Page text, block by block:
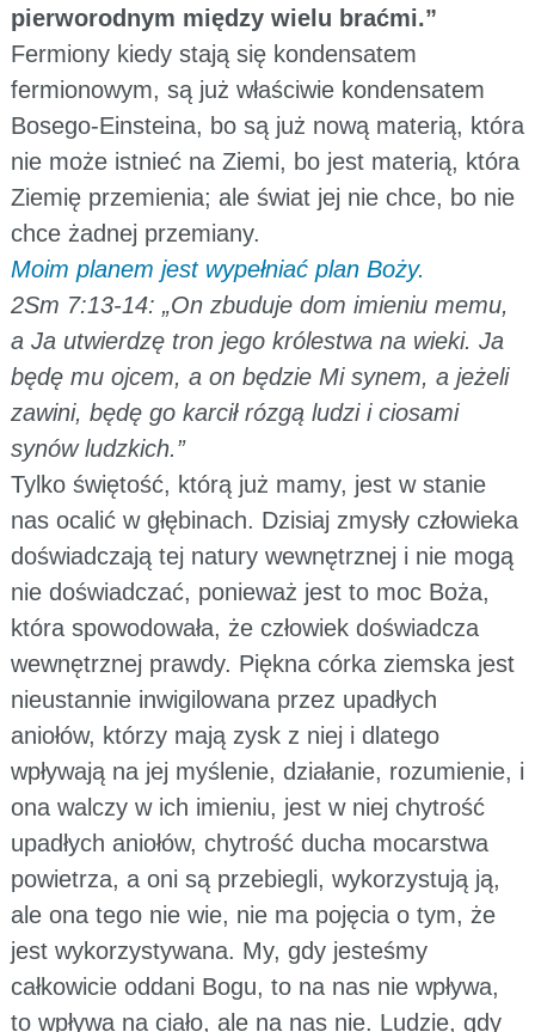
pierworodnym między wielu braćmi.”
Fermiony kiedy stają się kondensatem
fermionowym, są już właściwie kondensatem
Bosego-Einsteina, bo są już nową materią, która
nie może istnieć na Ziemi, bo jest materią, która
Ziemię przemienia; ale świat jej nie chce, bo nie
chce żadnej przemiany.
Moim planem jest wypełniać plan Boży.
2Sm 7:13-14: „On zbuduje dom imieniu memu,
a Ja utwierdzę tron jego królestwa na wieki. Ja
będę mu ojcem, a on będzie Mi synem, a jeżeli
zawini, będę go karcił rózgą ludzi i ciosami
synów ludzkich.”
Tylko świętość, którą już mamy, jest w stanie
nas ocalić w głębinach. Dzisiaj zmysły człowieka
doświadczają tej natury wewnętrznej i nie mogą
nie doświadczać, ponieważ jest to moc Boża,
która spowodowała, że człowiek doświadcza
wewnętrznej prawdy. Piękna córka ziemska jest
nieustannie inwigilowana przez upadłych
aniołów, którzy mają zysk z niej i dlatego
wpływają na jej myślenie, działanie, rozumienie, i
ona walczy w ich imieniu, jest w niej chytrość
upadłych aniołów, chytrość ducha mocarstwa
powietrza, a oni są przebiegli, wykorzystują ją,
ale ona tego nie wie, nie ma pojęcia o tym, że
jest wykorzystywana. My, gdy jesteśmy
całkowicie oddani Bogu, to na nas nie wpływa,
to wpływa na ciało, ale na nas nie. Ludzie, gdy